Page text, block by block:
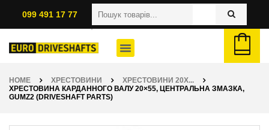
099 491 17 77
HOME ХРЕСТОВИНИ
ХРЕСТОВИНИ 20X...
ХРЕСТОВИНА КАРДАННОГО ВАЛУ 20×55, ЦЕНТРАЛЬНА ЗМАЗКА,
GUMZ2 (DRIVESHAFT PARTS)